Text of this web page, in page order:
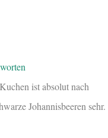
ist absolut nach
Johannisbeeren sehr.